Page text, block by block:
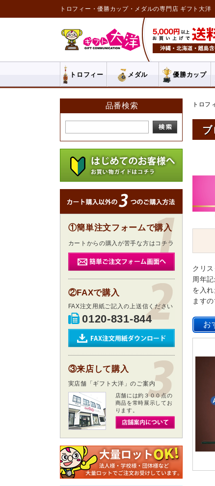
トロフィー・優勝カップ・メダルの専門店 ギフト大洋
トロフィー メダル 優勝カップ
トロフ
ブ
クリ
周年
を入
ます
品番検索
①簡単注文フォームで購入
カートからの購入が苦手な方はコチラ
②FAXで購入
FAX注文用紙ご記入の上送信ください
0120-831-844
③来店して購入
実店舗「ギフト大洋」のご案内
店舗には約３００点の
商品を常時展示してお
ります。